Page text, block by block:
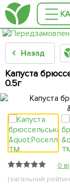
Назад
Капуста
0.5г
0
(загальний